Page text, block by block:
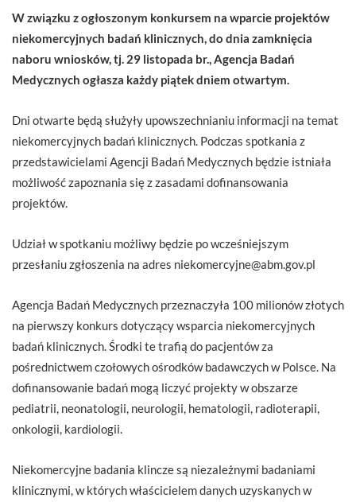
W związku z ogłoszonym konkursem na wparcie projektów
niekomercyjnych badań klinicznych, do dnia zamknięcia
naboru wniosków, tj. 29 listopada br., Agencja Badań
Medycznych ogłasza każdy piątek dniem otwartym.
Dni otwarte będą służyły upowszechnianiu informacji na temat
niekomercyjnych badań klinicznych. Podczas spotkania z
przedstawicielami Agencji Badań Medycznych będzie istniała
możliwość zapoznania się z zasadami dofinansowania
projektów.
Udział w spotkaniu możliwy będzie po wcześniejszym
przesłaniu zgłoszenia na adres niekomercyjne@abm.gov.pl
Agencja Badań Medycznych przeznaczyła 100 milionów złotych
na pierwszy konkurs dotyczący wsparcia niekomercyjnych
badań klinicznych. Środki te trafią do pacjentów za
pośrednictwem czołowych ośrodków badawczych w Polsce. Na
dofinansowanie badań mogą liczyć projekty w obszarze
pediatrii, neonatologii, neurologii, hematologii, radioterapii,
onkologii, kardiologii.
Niekomercyjne badania klincze są niezależnymi badaniami
klinicznymi, w których właścicielem danych uzyskanych w